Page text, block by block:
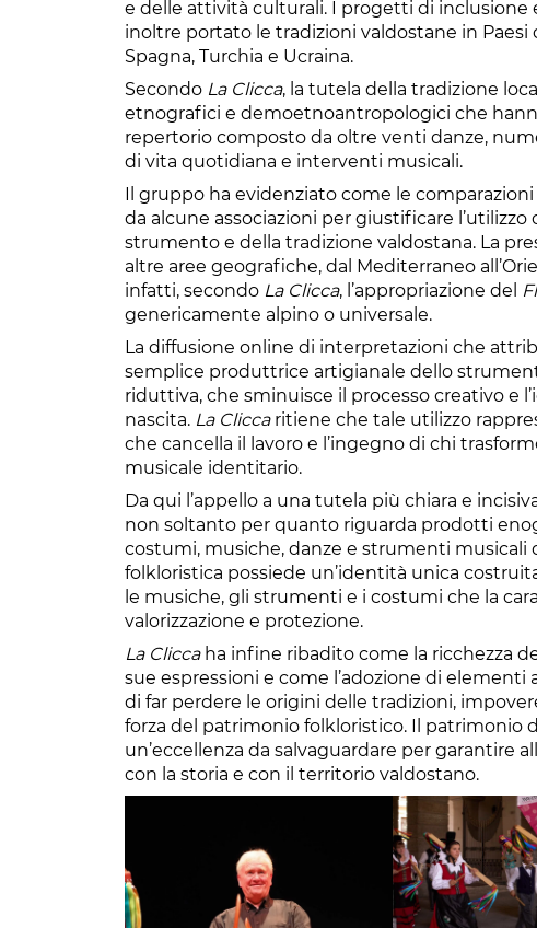
e delle attività culturali. I progetti di inclusione
inoltre portato le tradizioni valdostane in Paesi
Spagna, Turchia e Ucraina.
Secondo La Clicca, la tutela della tradizione
etnografici e demoetnoantropologici che
repertorio composto da oltre venti danze,
di vita quotidiana e interventi musicali.
Il gruppo ha evidenziato come le
da alcune associazioni per giustificare l’utilizzo
strumento e della tradizione valdostana. La
altre aree geografiche, dal Mediterraneo
infatti, secondo La Clicca, l’appropriazione del
genericamente alpino o universale.
La diffusione online di interpretazioni che
semplice produttrice artigianale dello
riduttiva, che sminuisce il processo creativo e
nascita. La Cliccaritiene che tale utilizzo
che cancella il lavoro e l’ingegno di chi
musicale identitario.
Da qui l’appello a una tutela più chiara e
non soltanto per quanto riguarda prodotti
costumi, musiche, danze e strumenti musicali
folkloristica possiede un’identità unica
le musiche, gli strumenti e i costumi che la
valorizzazione e protezione.
La Cliccaha infine ribadito come la ricchezza
sue espressioni e come l’adozione di
di far perdere le origini delle tradizioni,
forza del patrimonio folkloristico. Il patrimonio
un’eccellenza da salvaguardare per garantire
con la storia e con il territorio valdostano.